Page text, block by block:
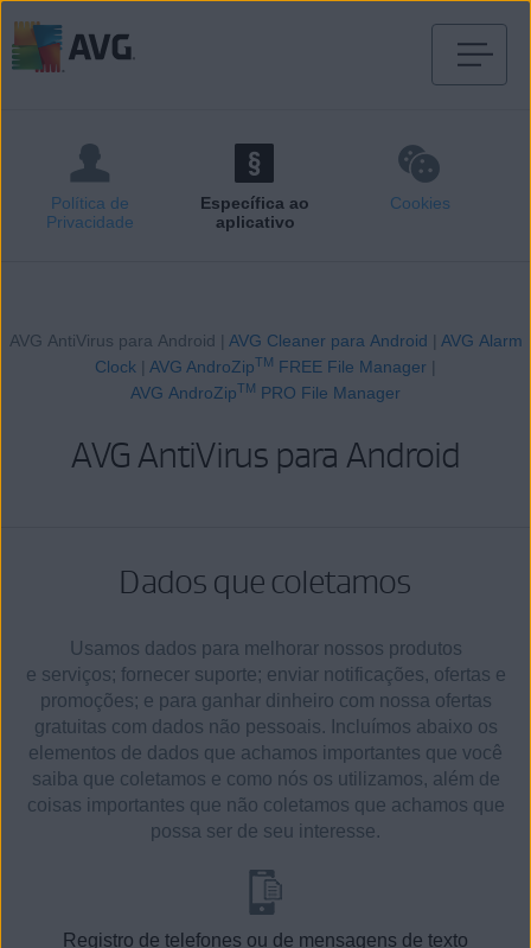
conteúdo
Política de
Privacidade
Específica ao
aplicativo
Cookies
AVG AntiVirus para Android | AVG Cleaner para Android | AVG Alarm
Clock | AVG AndroZipTM FREE File Manager |
AVG AndroZipTM PRO File Manager
AVG AntiVirus para Android
Dados que coletamos
Usamos dados para melhorar nossos produtos
e serviços; fornecer suporte; enviar notificações, ofertas e
promoções; e para ganhar dinheiro com nossa ofertas
gratuitas com dados não pessoais. Incluímos abaixo os
elementos de dados que achamos importantes que você
saiba que coletamos e como nós os utilizamos, além de
coisas importantes que não coletamos que achamos que
possa ser de seu interesse.
Registro de telefones ou de mensagens de texto